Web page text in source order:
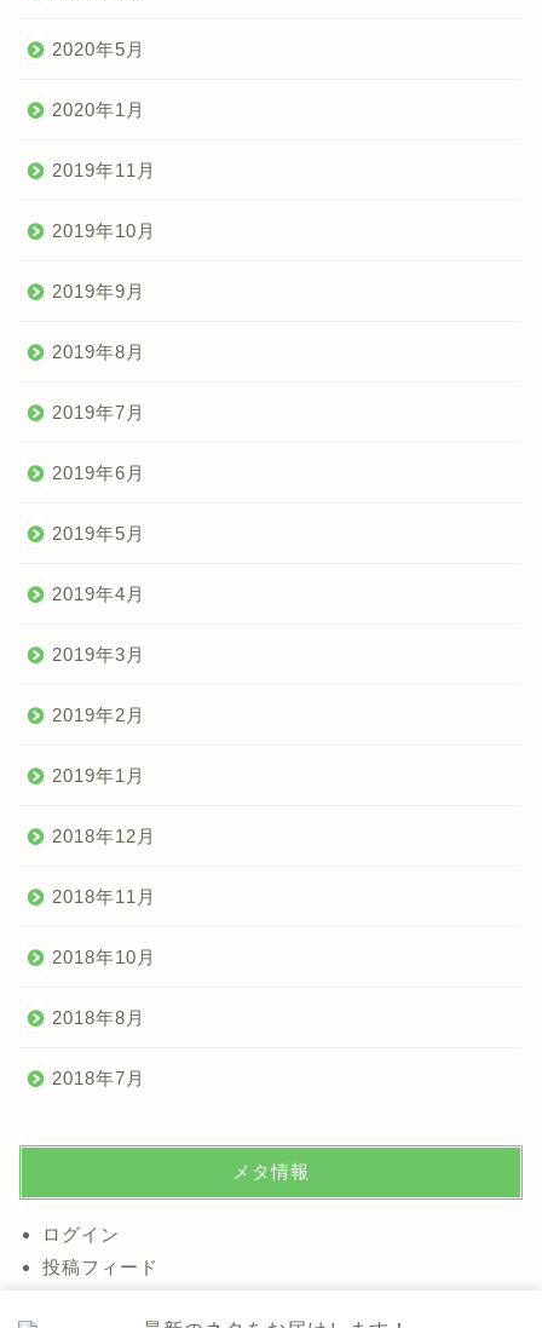
2020年5月
2020年1月
2019年11月
2019年10月
2019年9月
2019年8月
2019年7月
2019年6月
2019年5月
2019年4月
2019年3月
2019年2月
2019年1月
2018年12月
2018年11月
2018年10月
2018年8月
2018年7月
メタ情報
ログイン
投稿フィード